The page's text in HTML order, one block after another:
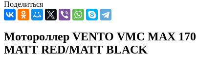
Поделиться
Мотороллер VENTO VMC MAX 170
MATT RED/MATT BLACK